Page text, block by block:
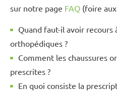
sur notre page FAQ (foire
Quand faut-il avoir recours
orthopédiques ?
Comment les chaussures
prescrites ?
En quoi consiste la